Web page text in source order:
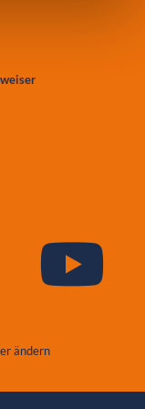
ändern